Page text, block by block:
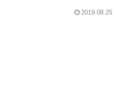
2019.08.25